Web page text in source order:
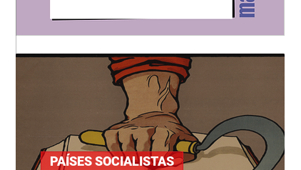
PAÍSES SOCIALISTAS